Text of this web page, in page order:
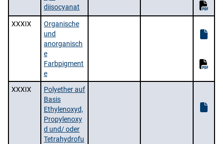
diisocyanat
XXXIX
Organische
und
anorganisch
e
Farbpigment
e
XXXIX
Polyether auf
Basis
Ethylenoxyd,
Propylenoxy
d und/ oder
Tetrahydrofu